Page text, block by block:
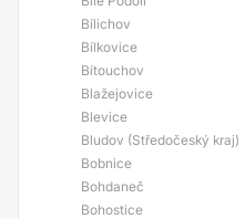
Bílichov
Bílkovice
Bítouchov
Blažejovice
Blevice
Bludov (Středočeský kraj)
Bobnice
Bohdaneč
Bohostice